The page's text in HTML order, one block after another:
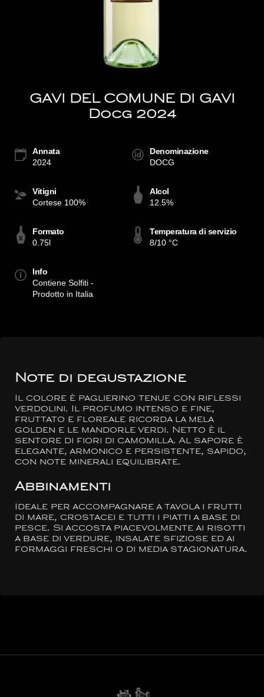
GAVI DEL COMUNE DI GAVI
Docg 2024
Annata
2024
Denominazione
DOCG
Vitigni
Cortese 100%
Alcol
12.5%
Formato
0.75l
Temperatura di servizio
8/10 °C
Info
Contiene Solfiti -
Prodotto in Italia
Note di degustazione
Il colore è paglierino tenue con riflessi
verdolini. Il profumo intenso e fine,
fruttato e floreale ricorda la mela
golden e le mandorle verdi. Netto è il
sentore di fiori di camomilla. Al sapore è
elegante, armonico e persistente, sapido,
con note minerali equilibrate.
Abbinamenti
Ideale per accompagnare a tavola i frutti
di mare, crostacei e tutti i piatti a base di
pesce. Si accosta piacevolmente ai risotti
a base di verdure, insalate sfiziose ed ai
formaggi freschi o di media stagionatura.